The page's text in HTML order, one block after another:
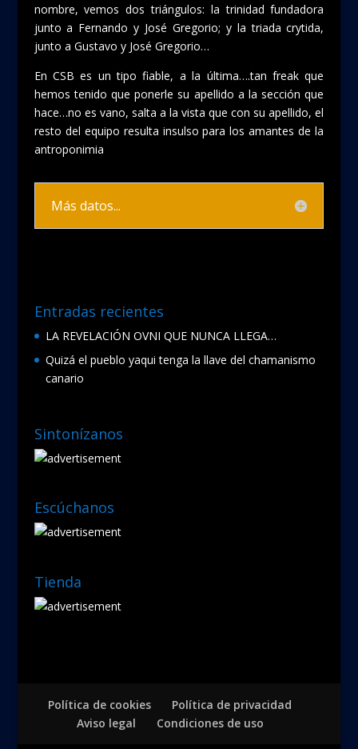
nombre, vemos dos triángulos: la trinidad fundadora
junto a Fernando y José Gregorio; y la triada crytida,
junto a Gustavo y José Gregorio…
En CSB es un tipo fiable, a la última….tan freak que
hemos tenido que ponerle su apellido a la sección que
hace…no es vano, salta a la vista que con su apellido, el
resto del equipo resulta insulso para los amantes de la
antroponimia
Más datos...
Entradas recientes
LA REVELACIÓN OVNI QUE NUNCA LLEGA…
Quizá el pueblo yaqui tenga la llave del chamanismo
canario
Sintonízanos
Escúchanos
Tienda
Política de cookies
Política de privacidad
Aviso legal
Condiciones de uso